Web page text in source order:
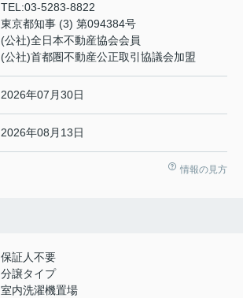
TEL:03-5283-8822
東京都知事 (3) 第094384号
(公社)全日本不動産協会会員
(公社)首都圏不動産公正取引協議会加盟
2026年07月30日
2026年08月13日
情報の見方
保証人不要
分譲タイプ
室内洗濯機置場